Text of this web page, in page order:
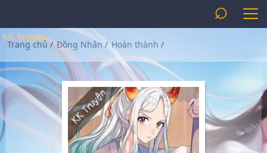
KK Truyện
⌕
Trang chủ/ Đồng Nhân / Hoàn thành /